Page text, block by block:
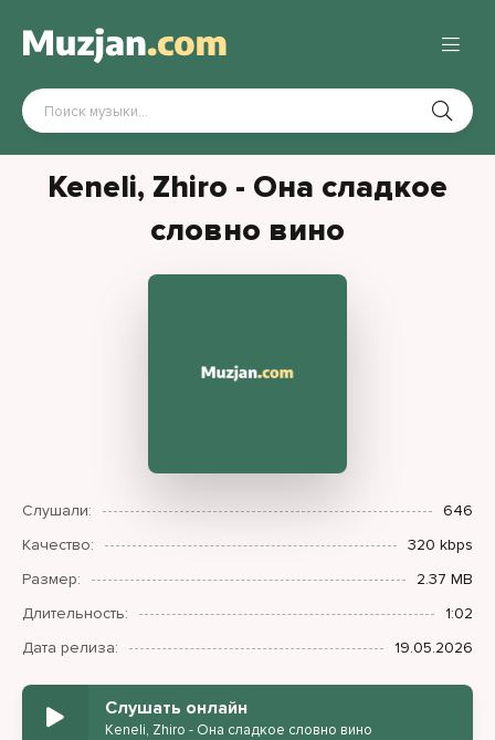
Keneli, Zhiro - Она сладкое
словно вино
Слушали:
646
Качество:
320 kbps
Размер:
2.37 MB
Длительность:
1:02
Дата релиза:
19.05.2026
Слушать онлайн
Keneli, Zhiro - Она сладкое словно вино